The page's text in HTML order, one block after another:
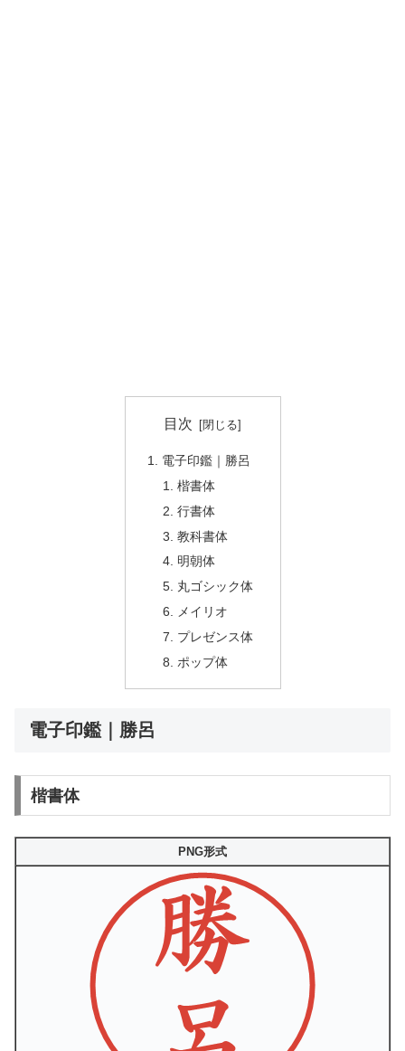
目次
電子印鑑｜勝呂
楷書体
行書体
教科書体
明朝体
丸ゴシック体
メイリオ
プレゼンス体
ポップ体
電子印鑑｜勝呂
楷書体
PNG形式